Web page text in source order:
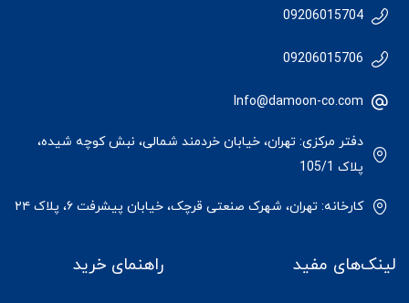
09206015704
09206015706
Info@damoon-co.com
دفتر مرکزی: تهران، خیابان خردمند شمالی، نبش کوچه شیده،
پلاک 105/1
کارخانه: تهران، شهرک صنعتی قرچک، خیابان پیشرفت ۶، پلاک ۲۴
لینک‌های مفید راهنمای خرید